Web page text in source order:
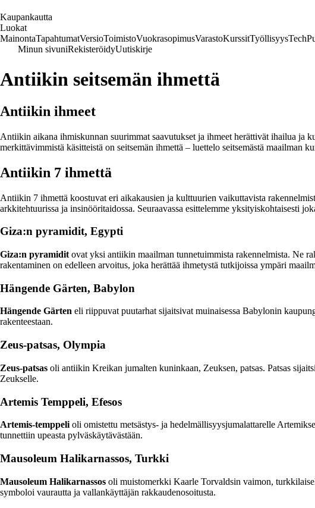
Kaupankautta
Luokat
MainontaTapahtumatVersioToimistoVuokrasopimusVarastoKurssitTyöllisyysTech
Minun sivuniRekisteröidyUutiskirje
Antiikin seitsemän ihmettä
Antiikin ihmeet
Antiikin aikana ihmiskunnan suurimmat saavutukset ja ihmeet herättivät ihailua
merkittävimmistä käsitteistä on seitsemän ihmettä – luettelo seitsemästä
Antiikin 7 ihmettä
Antiikin 7 ihmettä koostuvat eri aikakausien ja kulttuurien vaikuttavista
arkkitehtuurissa ja insinööritaidossa. Seuraavassa esittelemme yksityiskohtaisesti
Giza:n pyramidit, Egypti
Giza:n pyramidit ovat yksi antiikin maailman tunnetuimmista rakennelmista. Ne
rakentaminen on edelleen arvoitus, joka herättää ihmetystä tutkijoissa ympäri
Hängende Gärten, Babylon
Hängende Gärten eli riippuvat puutarhat sijaitsivat muinaisessa Babylonin
rakenteestaan.
Zeus-patsas, Olympia
Zeus-patsas oli antiikin Kreikan jumalten kuninkaan, Zeuksen, patsas. Patsas
Zeukselle.
Artemis Temppeli, Efesos
Artemis-temppeli oli omistettu metsästys- ja hedelmällisyysjumalattarelle
tunnettiin upeasta pylväskäytävästään.
Mausoleum Halikarnassos, Turkki
Mausoleum Halikarnassos oli muistomerkki Kaarle Torvaldsin vaimon,
symboloi vaurautta ja vallankäyttäjän rakkaudenosoitusta.